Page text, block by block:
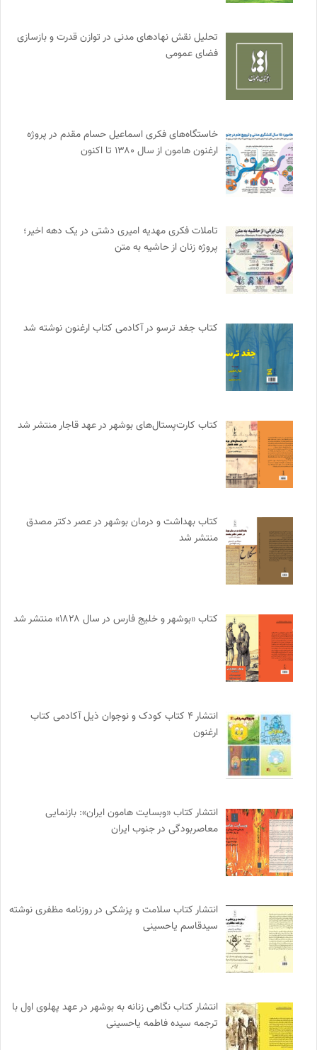
تحلیل نقش نهادهای مدنی در توازن قدرت و بازسازی
فضای عمومی
خاستگاه‌های فکری اسماعیل حسام مقدم در پروژه
ارغنون هامون از سال ۱۳۸۰ تا اکنون
تاملات فکری مهدیه امیری دشتی در یک دهه اخیر؛
پروژه زنان از حاشیه به متن
کتاب جغد ترسو در آکادمی کتاب ارغنون نوشته شد
کتاب کارت‌پستال‌های بوشهر در عهد قاجار منتشر شد
کتاب بهداشت و درمان بوشهر در عصر دکتر مصدق
منتشر شد
کتاب «بوشهر و خلیج فارس در سال ۱۸۲۸» منتشر شد
انتشار ۴ کتاب کودک و نوجوان ذیل آکادمی کتاب
ارغنون
انتشار کتاب «وبسایت هامون ایران»: بازنمایی
معاصربودگی در جنوب ایران
انتشار کتاب سلامت و پزشکی در روزنامه مظفری نوشته
سیدقاسم یاحسینی
انتشار کتاب نگاهی زنانه به بوشهر در عهد پهلوی اول با
ترجمه سیده فاطمه یاحسینی